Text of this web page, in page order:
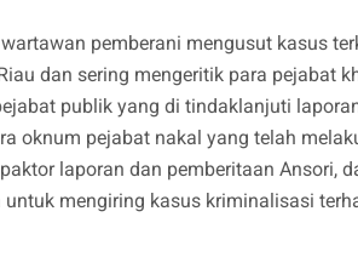
pemberani mengusut kasus
dan sering mengeritik para pejabat
publik yang di tindaklanjuti
oknum pejabat nakal yang telah
laporan dan pemberitaan Ansori,
mengiring kasus kriminalisasi